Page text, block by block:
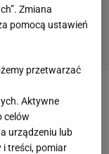
oskarżał,
[Sport.pl
Zmiana
pomocą ustawień
przetwarzać
Aktywne
celów
urządzeniu lub
i treści, pomiar